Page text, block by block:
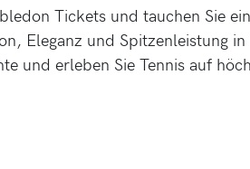
Tickets und tauchen Sie
Eleganz und Spitzenleistung in
und erleben Sie Tennis auf